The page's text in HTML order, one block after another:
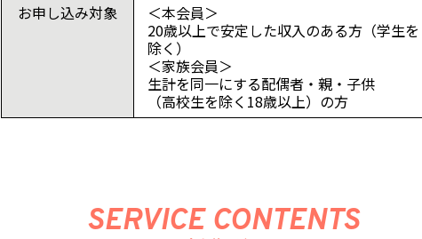
お申し込み対象
＜本会員＞
20歳以上で安定した収入のある方（学生を
除く）
＜家族会員＞
生計を同一にする配偶者・親・子供
（高校生を除く18歳以上）の方
SERVICE CONTENTS